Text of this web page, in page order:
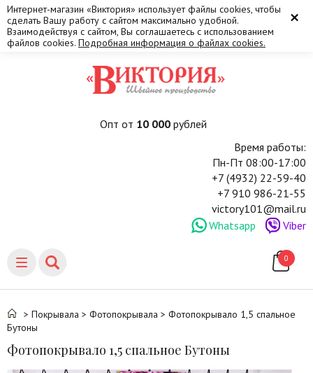
×
Интернет-магазин «Виктория» использует файлы cookies, чтобы
сделать Вашу работу с сайтом максимально удобной.
Взаимодействуя с сайтом, Вы соглашаетесь с использованием
файлов cookies. Подробная информация о файлах cookies.
Опт от 10 000рублей
Время работы:
Пн-Пт 08:00-17:00
+7 (4932) 22-59-40
+7 910 986-21-55
victory101@mail.ru
Whatsapp
Viber
0
> Покрывала > Фотопокрывала > Фотопокрывало 1,5 спальное
Бутоны
Фотопокрывало 1,5 спальное Бутоны